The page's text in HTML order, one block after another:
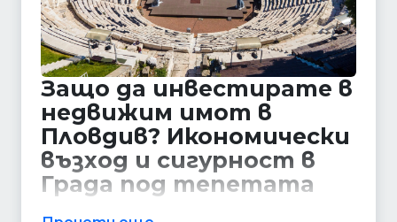
Защо да инвестирате в
недвижим имот в
Пловдив? Икономически
възход и сигурност в
Града под тепетата